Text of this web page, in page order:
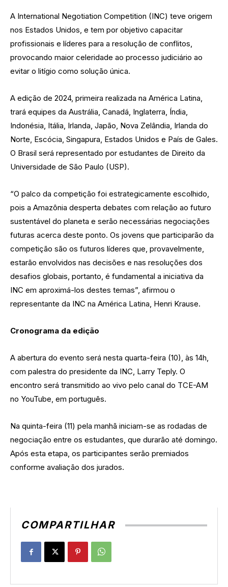
A International Negotiation Competition (INC) teve origem
nos Estados Unidos, e tem por objetivo capacitar
profissionais e líderes para a resolução de conflitos,
provocando maior celeridade ao processo judiciário ao
evitar o litígio como solução única.
A edição de 2024, primeira realizada na América Latina,
trará equipes da Austrália, Canadá, Inglaterra, Índia,
Indonésia, Itália, Irlanda, Japão, Nova Zelândia, Irlanda do
Norte, Escócia, Singapura, Estados Unidos e País de Gales.
O Brasil será representado por estudantes de Direito da
Universidade de São Paulo (USP).
“O palco da competição foi estrategicamente escolhido,
pois a Amazônia desperta debates com relação ao futuro
sustentável do planeta e serão necessárias negociações
futuras acerca deste ponto. Os jovens que participarão da
competição são os futuros líderes que, provavelmente,
estarão envolvidos nas decisões e nas resoluções dos
desafios globais, portanto, é fundamental a iniciativa da
INC em aproximá-los destes temas”, afirmou o
representante da INC na América Latina, Henri Krause.
Cronograma da edição
A abertura do evento será nesta quarta-feira (10), às 14h,
com palestra do presidente da INC, Larry Teply. O
encontro será transmitido ao vivo pelo canal do TCE-AM
no YouTube, em português.
Na quinta-feira (11) pela manhã iniciam-se as rodadas de
negociação entre os estudantes, que durarão até domingo.
Após esta etapa, os participantes serão premiados
conforme avaliação dos jurados.
COMPARTILHAR